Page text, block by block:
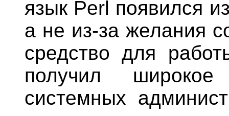
язык Perl появился
а не из-за желания
средство для
получил широкое
системных